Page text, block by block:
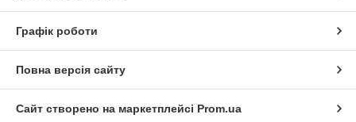
Графік роботи
Повна версія сайту
Сайт створено на маркетплейсі Prom.ua